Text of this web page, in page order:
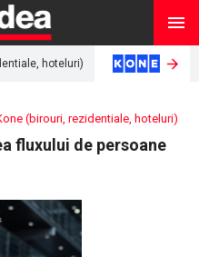
hoteluri)
(birouri, rezidentiale, hoteluri)
fluxului de persoane